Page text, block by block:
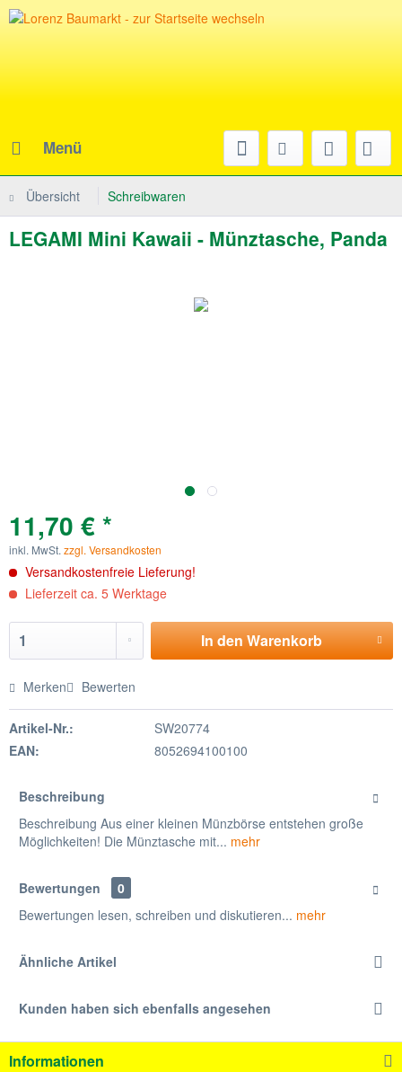
Menü
Übersicht Schreibwaren
LEGAMI Mini Kawaii - Münztasche, Panda
11,70 € *
inkl. MwSt. zzgl. Versandkosten
Versandkostenfreie Lieferung!
Lieferzeit ca. 5 Werktage
In denWarenkorb
Merken Bewerten
Artikel-Nr.:
SW20774
EAN:
8052694100100
Beschreibung
Beschreibung Aus einer kleinen Münzbörse entstehen große
Möglichkeiten! Die Münztasche mit... mehr
Bewertungen
0
Bewertungen lesen, schreiben und diskutieren... mehr
Ähnliche Artikel
Kunden haben sich ebenfalls angesehen
Informationen